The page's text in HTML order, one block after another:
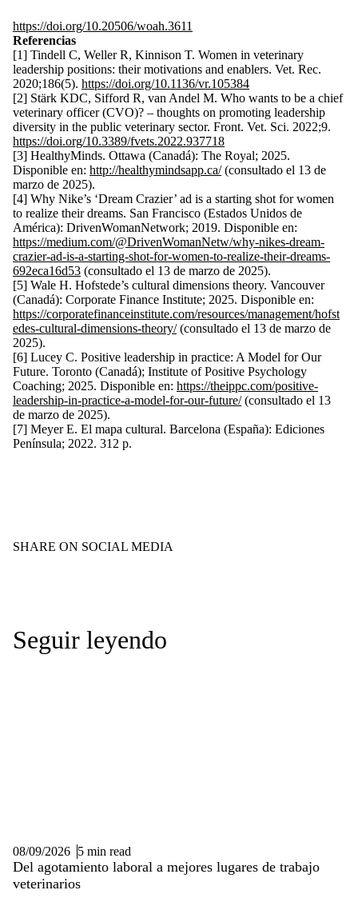
https://doi.org/10.20506/woah.3611
Referencias
[1] Tindell C, Weller R, Kinnison T. Women in veterinary
leadership positions: their motivations and enablers. Vet. Rec.
2020;186(5). https://doi.org/10.1136/vr.105384
[2] Stärk KDC, Sifford R, van Andel M. Who wants to be a chief
veterinary officer (CVO)? – thoughts on promoting leadership
diversity in the public veterinary sector. Front. Vet. Sci. 2022;9.
https://doi.org/10.3389/fvets.2022.937718
[3] HealthyMinds. Ottawa (Canadá): The Royal; 2025.
Disponible en: http://healthymindsapp.ca/(consultado el 13 de
marzo de 2025).
[4] Why Nike’s ‘Dream Crazier’ ad is a starting shot for women
to realize their dreams. San Francisco (Estados Unidos de
América): DrivenWomanNetwork; 2019. Disponible en:
https://medium.com/@DrivenWomanNetw/why-nikes-dream-
crazier-ad-is-a-starting-shot-for-women-to-realize-their-dreams-
692eca16d53 (consultado el 13 de marzo de 2025).
[5] Wale H. Hofstede’s cultural dimensions theory. Vancouver
(Canadá): Corporate Finance Institute; 2025. Disponible en:
https://corporatefinanceinstitute.com/resources/management/hofst
edes-cultural-dimensions-theory/(consultado el 13 de marzo de
2025).
[6] Lucey C. Positive leadership in practice: A Model for Our
Future. Toronto (Canadá); Institute of Positive Psychology
Coaching; 2025. Disponible en: https://theippc.com/positive-
leadership-in-practice-a-model-for-our-future/(consultado el 13
de marzo de 2025).
[7] Meyer E. El mapa cultural. Barcelona (España): Ediciones
Península; 2022. 312 p.
SHARE ON SOCIAL MEDIA
Seguir leyendo
08/09/2026 5 min read
Del agotamiento laboral a mejores lugares de trabajo
veterinarios